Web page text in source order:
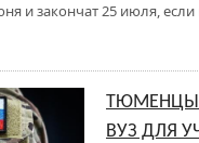
и закончат 25 июля,
ТЮМЕНЦЫ
ВУЗ ДЛЯ